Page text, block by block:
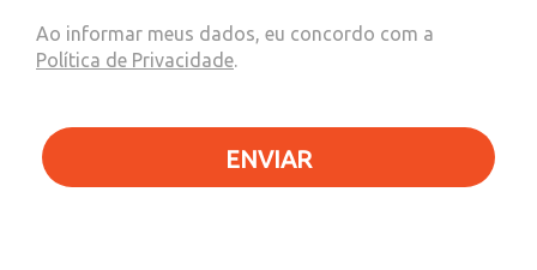
Ao informar meus dados, eu concordo com a
Política de Privacidade.
ENVIAR